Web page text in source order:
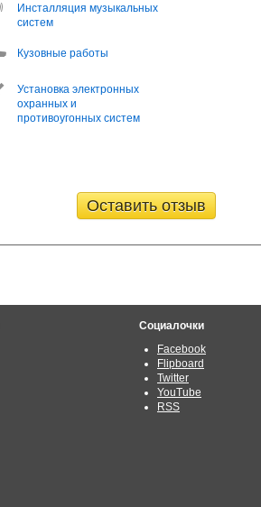
Инсталляция музыкальных
систем
Кузовные работы
Установка электронных
охранных и
противоугонных систем
Оставить отзыв
Социалочки
Facebook
Flipboard
Twitter
YouTube
RSS